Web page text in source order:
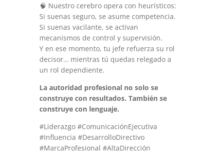
🧠 Nuestro cerebro opera con heurísticos:
Si suenas seguro, se asume competencia.
Si suenas vacilante, se activan
mecanismos de control y supervisión.
Y en ese momento, tu jefe refuerza su rol
decisor… mientras tú quedas relegado a
un rol dependiente.
La autoridad profesional no solo se
construye con resultados. También se
construye con lenguaje.
#Liderazgo #ComunicaciónEjecutiva
#Influencia #DesarrolloDirectivo
#MarcaProfesional #AltaDirección